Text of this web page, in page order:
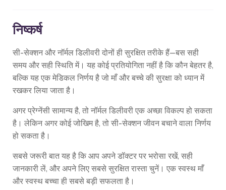
निष्कर्ष
सी-सेक्शन और नॉर्मल डिलीवरी दोनों ही सुरक्षित तरीके हैं—बस सही
समय और सही स्थिति में। यह कोई प्रतियोगिता नहीं है कि कौन बेहतर है,
बल्कि यह एक मेडिकल निर्णय है जो माँ और बच्चे की सुरक्षा को ध्यान में
रखकर लिया जाता है।
अगर प्रेग्नेंसी सामान्य है, तो नॉर्मल डिलीवरी एक अच्छा विकल्प हो सकता
है। लेकिन अगर कोई जोखिम है, तो सी-सेक्शन जीवन बचाने वाला निर्णय
हो सकता है।
सबसे जरूरी बात यह है कि आप अपने डॉक्टर पर भरोसा रखें, सही
जानकारी लें, और अपने लिए सबसे सुरक्षित रास्ता चुनें। एक स्वस्थ माँ
और स्वस्थ बच्चा ही सबसे बड़ी सफलता है।